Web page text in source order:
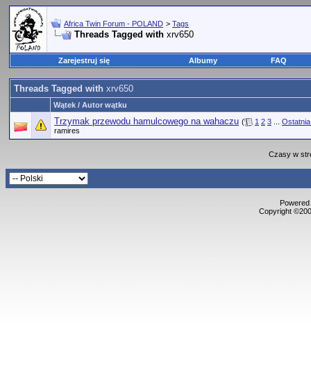
Africa Twin Forum - POLAND > Tags
Threads Tagged with xrv650
Zarejestruj się Albumy FAQ
Threads Tagged with xrv650
Wątek / Autor wątku
Trzymak przewodu hamulcowego na wahaczu ( 1 2 3
ramires
Czasy w
Copyright